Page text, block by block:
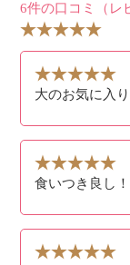
6件の口コミ（レ
大のお気に入
食いつき良し！